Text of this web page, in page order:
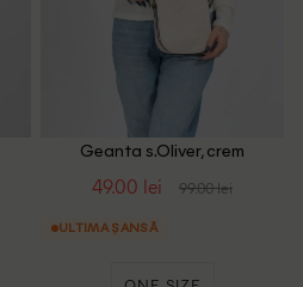
Geanta s.Oliver, crem
49.00 lei 99.00 lei
ULTIMA ȘANSĂ